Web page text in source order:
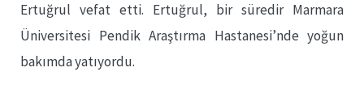
Ertuğrul vefat etti. Ertuğrul, bir süredir Marmara
Üniversitesi Pendik Araştırma Hastanesi’nde yoğun
bakımda yatıyordu.